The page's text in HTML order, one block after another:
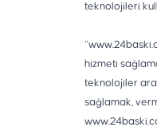
teknolojileri
hizmeti
teknolojiler
sağlamak,